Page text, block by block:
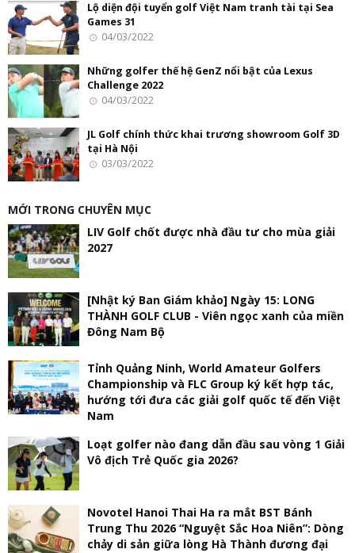
Lộ diện đội tuyển golf Việt Nam tranh tài tại Sea
Games 31
04/03/2022
Những golfer thế hệ GenZ nổi bật của Lexus
Challenge 2022
04/03/2022
JL Golf chính thức khai trương showroom Golf 3D
tại Hà Nội
03/03/2022
MỚI TRONG CHUYÊN MỤC
LIV Golf chốt được nhà đầu tư cho mùa giải
2027
[Nhật ký Ban Giám khảo] Ngày 15: LONG
THÀNH GOLF CLUB - Viên ngọc xanh của miền
Đông Nam Bộ
Tỉnh Quảng Ninh, World Amateur Golfers
Championship và FLC Group ký kết hợp tác,
hướng tới đưa các giải golf quốc tế đến Việt
Nam
Loạt golfer nào đang dẫn đầu sau vòng 1 Giải
Vô địch Trẻ Quốc gia 2026?
Novotel Hanoi Thai Ha ra mắt BST Bánh
Trung Thu 2026 “Nguyệt Sắc Hoa Niên”: Dòng
chảy di sản giữa lòng Hà Thành đương đại